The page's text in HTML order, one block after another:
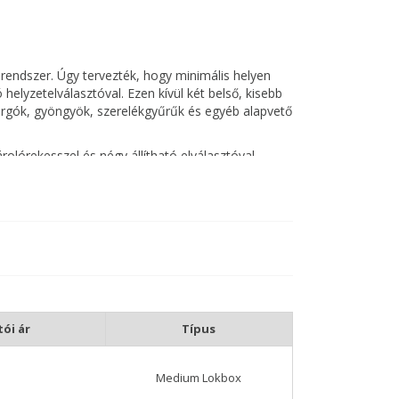
Úgy tervezték, hogy minimális helyen
Ezen kívül két belső, kisebb
gyöngyök, szerelékgyűrűk és egyéb alapvető
és négy állítható elválasztóval
25 előre megkötött szerelék tárolására
dobozát Click-Lok biztonságos zárófülekkel
is tud tárolni
ár Típus
Medium Lokbox